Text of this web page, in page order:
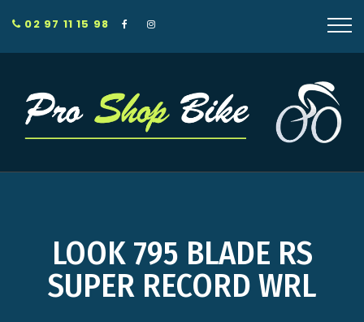
02 97 11 15 98
LOOK 795 BLADE RS
SUPER RECORD WRL